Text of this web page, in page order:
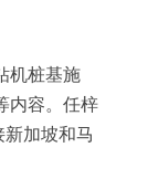
机桩基施
内容。任梓
加坡和马